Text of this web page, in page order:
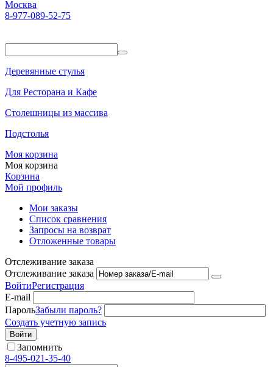
Москва
8-977-089-52-75
Деревянные стулья
Для Ресторана и Кафе
Столешницы из массива
Подстолья
Моя корзина
Моя корзина
Корзина
Мой профиль
Мои заказы
Список сравнения
Запросы на возврат
Отложенные товары
Отслеживание заказа
Отслеживание заказа
ВойтиРегистрация
E-mail
ПарольЗабыли пароль?
Создать учетную запись
Войти
Запомнить
8-495-021-35-40